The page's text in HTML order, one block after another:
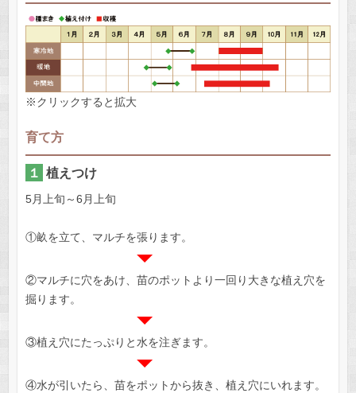
※クリックすると拡大
育て方
１ 植えつけ
5月上旬～6月上旬
①畝を立て、マルチを張ります。
②マルチに穴をあけ、苗のポットより一回り大きな植え穴を
掘ります。
③植え穴にたっぷりと水を注ぎます。
④水が引いたら、苗をポットから抜き、植え穴にいれます。